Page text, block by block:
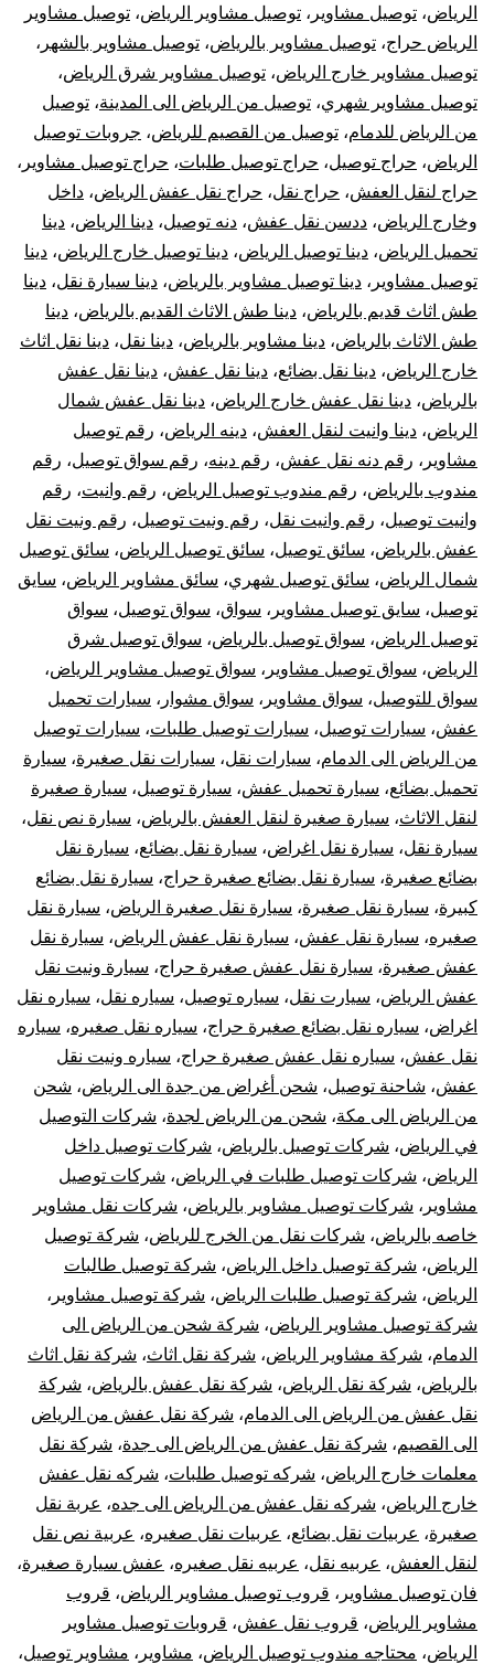
الرياض، توصيل مشاوير ، توصيل مشاوير الرياض، توصيل مشاوير
الرياض حراج، توصيل مشاوير بالرياض، توصيل مشاوير بالشهر ،
توصيل مشاوير خارج الرياض، توصيل مشاوير شرق الرياض،
توصيل مشاوير شهري، توصيل من الرياض الى المدينة، توصيل
من الرياض للدمام، توصيل من القصيم للرياض، جروبات توصيل
الرياض، حراج توصيل، حراج توصيل طلبات، حراج توصيل مشاوير ،
حراج لنقل العفش، حراج نقل، حراج نقل عفش الرياض، داخل
وخارج الرياض، ددسن نقل عفش، دنه توصيل، دينا الرياض، دينا
تحميل الرياض، دينا توصيل الرياض، دينا توصيل خارج الرياض، دينا
توصيل مشاوير ، دينا توصيل مشاوير بالرياض، دينا سيارة نقل، دينا
طش اثاث قديم بالرياض، دينا طش الاثاث القديم بالرياض، دينا
طش الاثاث بالرياض، دينا مشاوير بالرياض، دينا نقل، دينا نقل اثاث
خارج الرياض، دينا نقل بضائع، دينا نقل عفش، دينا نقل عفش
بالرياض، دينا نقل عفش خارج الرياض، دينا نقل عفش شمال
الرياض، دينا وانيت لنقل العفش، دينه الرياض، رقم توصيل
مشاوير ، رقم دنه نقل عفش، رقم دينه، رقم سواق توصيل، رقم
مندوب بالرياض، رقم مندوب توصيل الرياض، رقم وانيت، رقم
وانيت توصيل، رقم وانيت نقل، رقم ونيت توصيل، رقم ونيت نقل
عفش بالرياض، سائق توصيل، سائق توصيل الرياض، سائق توصيل
شمال الرياض، سائق توصيل شهري، سائق مشاوير الرياض، سايق
توصيل، سايق توصيل مشاوير ، سواق، سواق توصيل، سواق
توصيل الرياض، سواق توصيل بالرياض، سواق توصيل شرق
الرياض، سواق توصيل مشاوير ، سواق توصيل مشاوير الرياض،
سواق للتوصيل، سواق مشاوير ، سواق مشوار ، سيارات تحميل
عفش، سيارات توصيل، سيارات توصيل طلبات، سيارات توصيل
من الرياض الى الدمام، سيارات نقل، سيارات نقل صغيرة، سيارة
تحميل بضائع، سيارة تحميل عفش، سيارة توصيل، سيارة صغيرة
لنقل الاثاث، سيارة صغيرة لنقل العفش بالرياض، سيارة نص نقل،
سيارة نقل، سيارة نقل اغراض، سيارة نقل بضائع، سيارة نقل
بضائع صغيرة، سيارة نقل بضائع صغيرة حراج، سيارة نقل بضائع
كبيرة، سيارة نقل صغيرة، سيارة نقل صغيرة الرياض، سيارة نقل
صغيره، سيارة نقل عفش، سيارة نقل عفش الرياض، سيارة نقل
عفش صغيرة، سيارة نقل عفش صغيرة حراج، سيارة ونيت نقل
عفش الرياض، سيارت نقل، سياره توصيل، سياره نقل، سياره نقل
اغراض، سياره نقل بضائع صغيرة حراج، سياره نقل صغيره، سياره
نقل عفش، سياره نقل عفش صغيرة حراج، سياره ونيت نقل
عفش، شاحنة توصيل، شحن أغراض من جدة الى الرياض، شحن
من الرياض الى مكة، شحن من الرياض لجدة، شركات التوصيل
في الرياض، شركات توصيل بالرياض، شركات توصيل داخل
الرياض، شركات توصيل طلبات في الرياض، شركات توصيل
مشاوير ، شركات توصيل مشاوير بالرياض، شركات نقل مشاوير
خاصه بالرياض، شركات نقل من الخرج للرياض، شركة توصيل
الرياض، شركة توصيل داخل الرياض، شركة توصيل طالبات
الرياض، شركة توصيل طلبات الرياض، شركة توصيل مشاوير ،
شركة توصيل مشاوير الرياض، شركة شحن من الرياض الى
الدمام، شركة مشاوير الرياض، شركة نقل اثاث، شركة نقل اثاث
بالرياض، شركة نقل الرياض، شركة نقل عفش بالرياض، شركة
نقل عفش من الرياض الى الدمام، شركة نقل عفش من الرياض
الى القصيم، شركة نقل عفش من الرياض الى جدة، شركة نقل
معلمات خارج الرياض، شركه توصيل طلبات، شركه نقل عفش
خارج الرياض، شركه نقل عفش من الرياض الى جده، عربة نقل
صغيرة، عربيات نقل بضائع، عربيات نقل صغيره، عربية نص نقل
لنقل العفش، عربيه نقل، عربيه نقل صغيره، عفش سيارة صغيرة،
فان توصيل مشاوير ، قروب توصيل مشاوير الرياض، قروب
مشاوير الرياض، قروب نقل عفش، قروبات توصيل مشاوير
الرياض، محتاجه مندوب توصيل الرياض، مشاوير ، مشاوير توصيل،